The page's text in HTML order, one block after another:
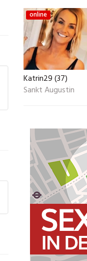
online
Katrin29 (37)
Sankt Augustin